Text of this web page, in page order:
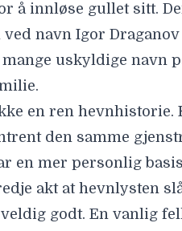
å innløse gullet sitt.
navn Igor Draganov
uskyldige navn
en ren hevnhistorie.
den samme
en mer personlig
akt at hevnlysten
godt. En vanlig